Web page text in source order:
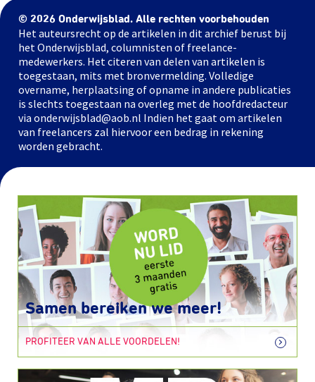
© 2026 Onderwijsblad. Alle rechten voorbehouden
Het auteursrecht op de artikelen in dit archief berust bij
het Onderwijsblad, columnisten of freelance-
medewerkers. Het citeren van delen van artikelen is
toegestaan, mits met bronvermelding. Volledige
overname, herplaatsing of opname in andere publicaties
is slechts toegestaan na overleg met de hoofdredacteur
via onderwijsblad@aob.nl Indien het gaat om artikelen
van freelancers zal hiervoor een bedrag in rekening
worden gebracht.
Samen bereiken we meer!
PROFITEER VAN ALLE VOORDELEN!